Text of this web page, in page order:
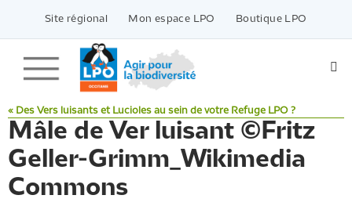
contenu
Site régional Mon espace LPO Boutique LPO
« Des Vers luisants et Lucioles au sein de votre Refuge LPO ?
Mâle de Ver luisant ©Fritz
Geller-Grimm_Wikimedia
Commons